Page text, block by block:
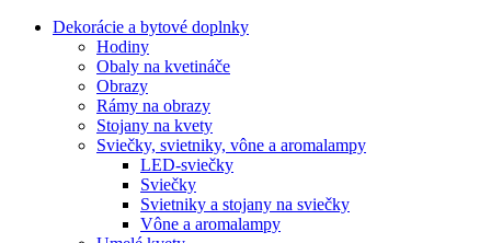
Dekorácie a bytové doplnky
Hodiny
Obaly na kvetináče
Obrazy
Rámy na obrazy
Stojany na kvety
Sviečky, svietniky, vône a aromalampy
LED-sviečky
Sviečky
Svietniky a stojany na sviečky
Vône a aromalampy